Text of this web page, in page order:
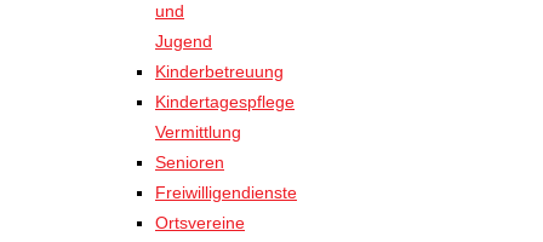
und
Jugend
Kinderbetreuung
Kindertagespflege
Vermittlung
Senioren
Freiwilligendienste
Ortsvereine